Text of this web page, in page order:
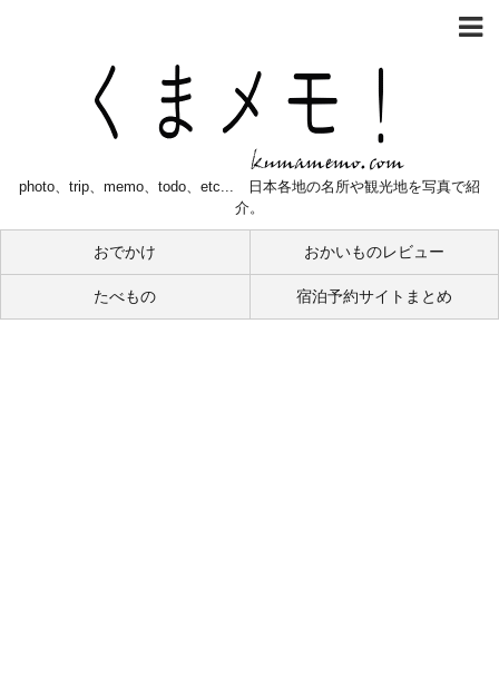
photo、trip、memo、todo、etc... 日本各地の名所や観光地を写真で紹
介。
おでかけ おかいものレビュー
たべもの 宿泊予約サイトまとめ